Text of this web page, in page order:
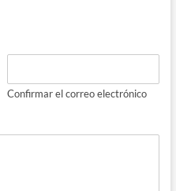
Confirmar el correo electrónico